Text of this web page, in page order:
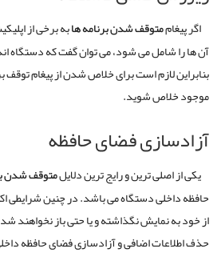
اگر پیغاممتوقفشدنبرنامههابه برخی از
آن ها را شامل می شود، می توان گفت که دستگاه
بنابراین لازم است برای خلاص شدن از پیغام
موجود خلاص شوید.
آزادسازی فضای حافظه
یکی از اصلی ترین و رایج ترین دلایلمتوقفشدن
حافظه داخلی دستگاه می باشد.در چنین شرایطی
از خود به نمایش نگذاشته و یا حتی باز نخواهند شد
حذف اطلاعات اضافی و آزادسازی فضای حافظه